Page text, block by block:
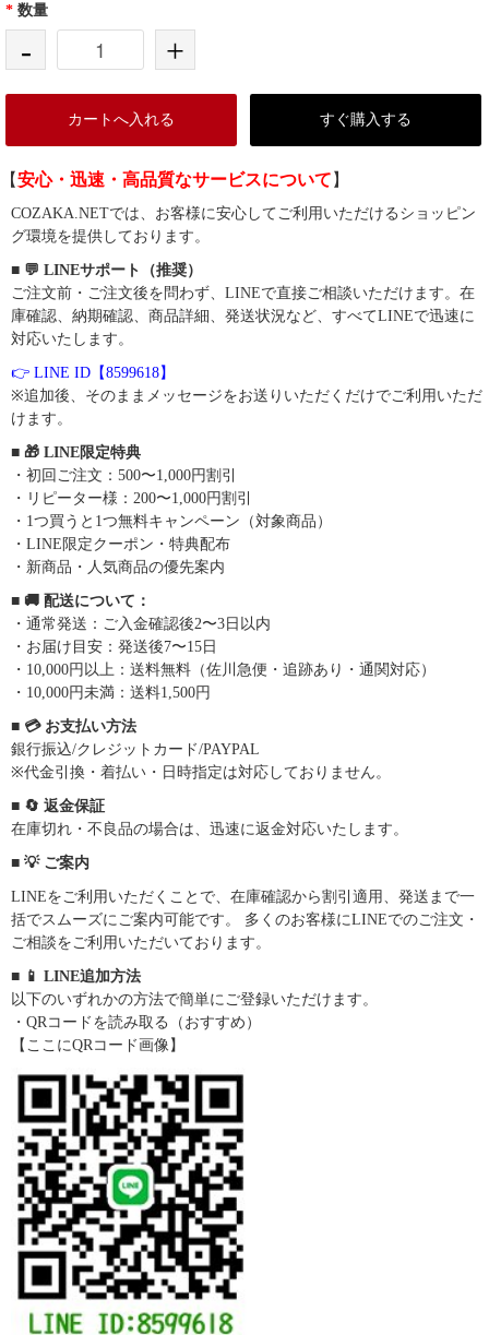
* 数量
- +
カートへ入れる すぐ購入する
【安心・迅速・高品質なサービスについて 】
COZAKA.NETでは、お客様に安心してご利用いただけるショッピン
グ環境を提供しております。
■ 💬 LINEサポート（推奨）
ご注文前・ご注文後を問わず、LINEで直接ご相談いただけます。在
庫確認、納期確認、商品詳細、発送状況など、すべてLINEで迅速に
対応いたします。
👉 LINE ID【8599618】
※追加後、そのままメッセージをお送りいただくだけでご利用いただ
けます。
■ 🎁 LINE限定特典
・初回ご注文：500〜1,000円割引
・リピーター様：200〜1,000円割引
・1つ買うと1つ無料キャンペーン（対象商品）
・LINE限定クーポン・特典配布
・新商品・人気商品の優先案内
■ 🚚 配送について：
・通常発送：ご入金確認後2〜3日以内
・お届け目安：発送後7〜15日
・10,000円以上：送料無料（佐川急便・追跡あり・通関対応）
・10,000円未満：送料1,500円
■ 💳 お支払い方法
銀行振込/クレジットカード/PAYPAL
※代金引換・着払い・日時指定は対応しておりません。
■ 🔄 返金保証
在庫切れ・不良品の場合は、迅速に返金対応いたします。
■ 💡 ご案内
LINEをご利用いただくことで、在庫確認から割引適用、発送まで一
括でスムーズにご案内可能です。 多くのお客様にLINEでのご注文・
ご相談をご利用いただいております。
■ 📱 LINE追加方法
以下のいずれかの方法で簡単にご登録いただけます。
・QRコードを読み取る（おすすめ）
【ここにQRコード画像】